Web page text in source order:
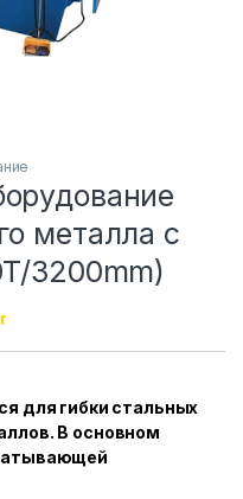
металла с
3200mm)
для гибки стальных
В основном